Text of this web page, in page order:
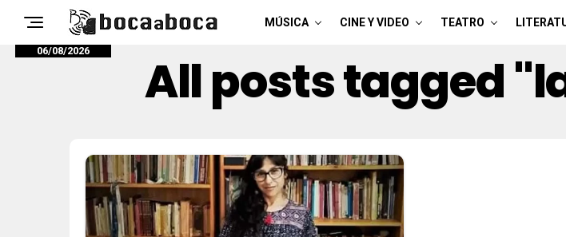
MÚSICA CINE Y VIDEO TEATRO
06/08/2026 All posts tagged